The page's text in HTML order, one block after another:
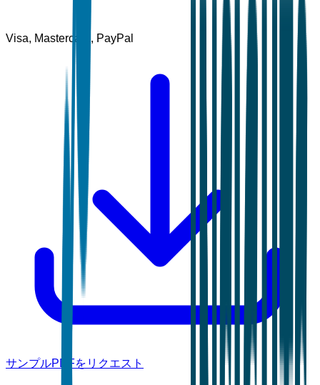
Visa, Mastercard, PayPal
サンプルPDFをリクエスト